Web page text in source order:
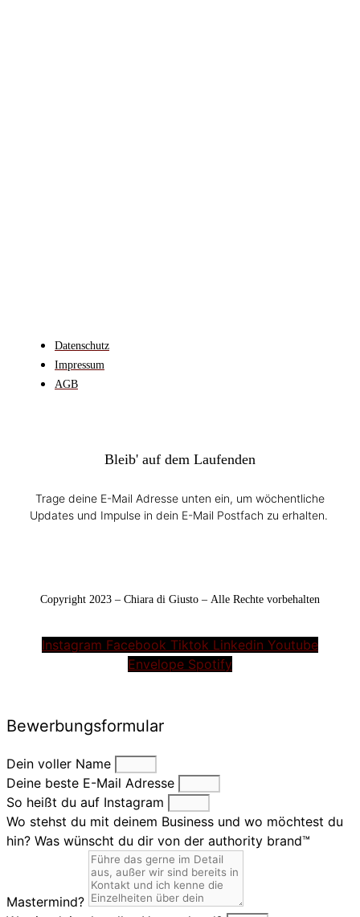
Datenschutz
Impressum
AGB
Bleib' auf dem Laufenden
Trage deine E-Mail Adresse unten ein, um wöchentliche
Updates und Impulse in dein E-Mail Postfach zu erhalten.
Copyright 2023 – Chiara di Giusto – Alle Rechte vorbehalten
Instagram Facebook Tiktok Linkedin Youtube
Envelope Spotify
Bewerbungsformular
Dein voller Name
Deine beste E-Mail Adresse
So heißt du auf Instagram
Wo stehst du mit deinem Business und wo möchtest du
hin? Was wünscht du dir von der authority brand™
Mastermind?